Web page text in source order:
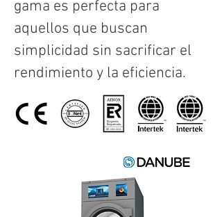
gama es perfecta para
aquellos que buscan
simplicidad sin sacrificar el
rendimiento y la eficiencia.